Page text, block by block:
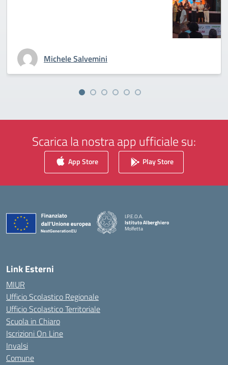
Michele Salvemini
Scarica la nostra app ufficiale su:
App Store Play Store
I.P.E.O.A.
Istituto Alberghiero
Molfetta
Link Esterni
MIUR
Ufficio Scolastico Regionale
Ufficio Scolastico Territoriale
Scuola in Chiaro
Iscrizioni On Line
Invalsi
Comune